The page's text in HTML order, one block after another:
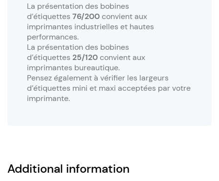
La présentation des bobines
d’étiquettes 76/200convient aux
imprimantes industrielles et hautes
performances.
La présentation des bobines
d’étiquettes 25/120convient aux
imprimantes bureautique.
Pensez également à vérifier les largeurs
d’étiquettes mini et maxi acceptées par votre
imprimante.
Additional information